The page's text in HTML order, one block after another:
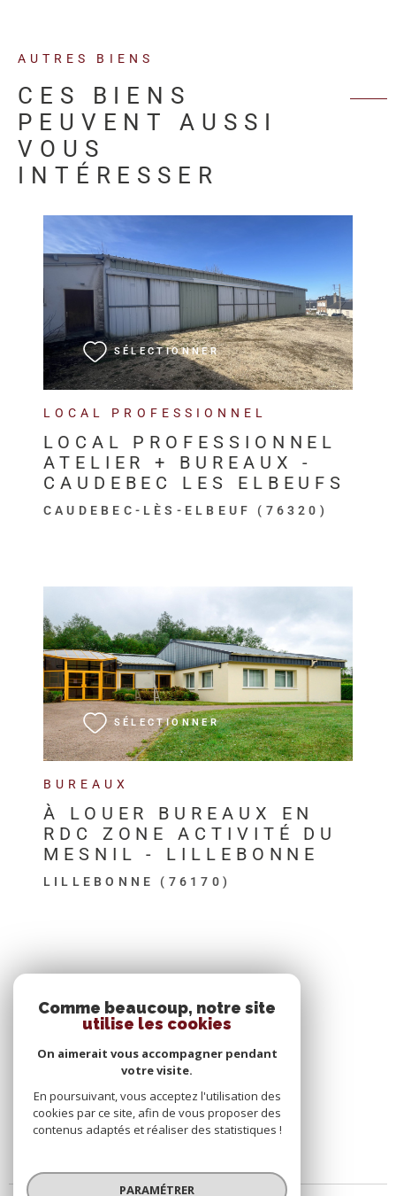
AUTRES BIENS
CES BIENS
PEUVENT AUSSI
VOUS
INTÉRESSER
LOCAL PROFESSIONNEL
LOCAL PROFESSIONNEL
ATELIER + BUREAUX -
CAUDEBEC LES ELBEUFS
CAUDEBEC-LÈS-ELBEUF (76320)
SÉLECTIONNER
VOIR LE BIEN
BUREAUX
À LOUER BUREAUX EN
RDC ZONE ACTIVITÉ DU
MESNIL - LILLEBONNE
LILLEBONNE (76170)
SÉLECTIONNER
VOIR LE BIEN
Comme beaucoup, notre site
utilise les cookies
On aimerait vous accompagner pendant
votre visite.
En poursuivant, vous acceptez l'utilisation des
cookies par ce site, afin de vous proposer des
contenus adaptés et réaliser des statistiques !
PARAMÉTRER